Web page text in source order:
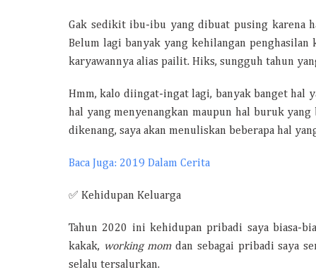
Gak sedikit ibu-ibu yang dibuat pusing karena
Belum lagi banyak yang kehilangan
karyawannya alias pailit. Hiks, sungguh tahun
Hmm, kalo diingat-ingat lagi, banyak banget hal
hal yang menyenangkan maupun hal buruk
dikenang, saya akan menuliskan beberapa hal
Baca Juga: 2019 Dalam Cerita
✅ Kehidupan Keluarga
Tahun 2020 ini kehidupan pribadi saya biasa-
kakak, working momdan sebagai pribadi saya
selalu tersalurkan.